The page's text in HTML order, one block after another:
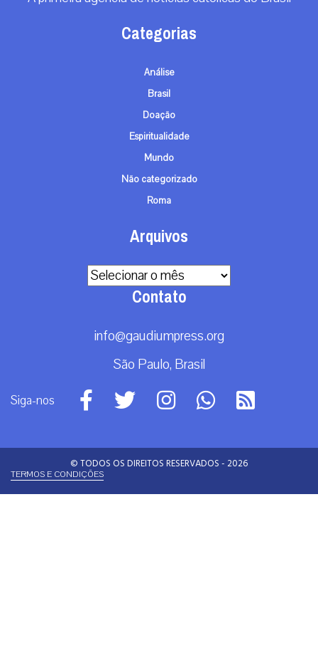
Categorias
Análise
Brasil
Doação
Espiritualidade
Mundo
Não categorizado
Roma
Arquivos
Arquivos
Contato
info@gaudiumpress.org
São Paulo, Brasil
Siga-nos
© TODOS OS DIREITOS RESERVADOS - 2026
TERMOS E CONDIÇÕES